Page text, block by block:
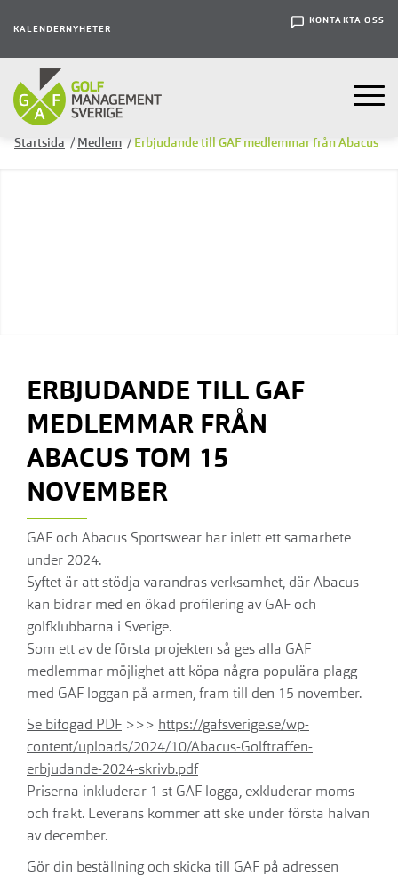
KALENDER NYHETER
KONTAKTA OSS
Startsida / Medlem / Erbjudande till GAF medlemmar från Abacus
ERBJUDANDE TILL GAF
MEDLEMMAR FRÅN
ABACUS TOM 15
NOVEMBER
GAF och Abacus Sportswear har inlett ett samarbete
under 2024.
Syftet är att stödja varandras verksamhet, där Abacus
kan bidrar med en ökad profilering av GAF och
golfklubbarna i Sverige.
Som ett av de första projekten så ges alla GAF
medlemmar möjlighet att köpa några populära plagg
med GAF loggan på armen, fram till den 15 november.
Se bifogad PDF >>> https://gafsverige.se/wp-
content/uploads/2024/10/Abacus-Golftraffen-
erbjudande-2024-skrivb.pdf
Priserna inkluderar 1 st GAF logga, exkluderar moms
och frakt. Leverans kommer att ske under första halvan
av december.
Gör din beställning och skicka till GAF på adressen